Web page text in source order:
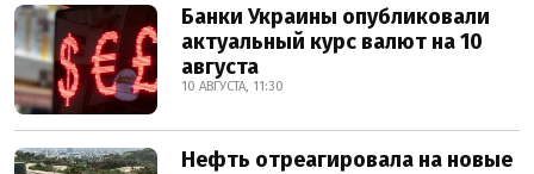
Банки Украины опубликовали
актуальный курс валют на 10
августа
10 АВГУСТА, 11:30
Нефть отреагировала на новые